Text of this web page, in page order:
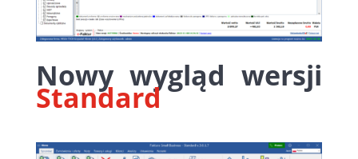
Nowy wygląd wersji
Standard